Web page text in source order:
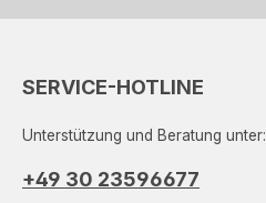
SERVICE-HOTLINE
Unterstützung und Beratung unter:
+49 30 23596677